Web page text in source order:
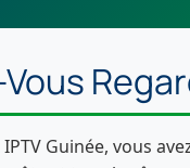
Guinée, vous